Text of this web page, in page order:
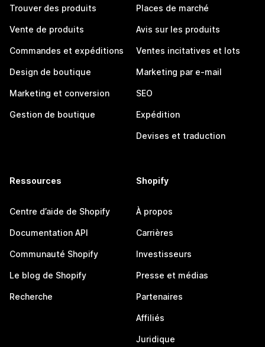
Trouver des produits
Vente de produits
Commandes et expéditions
Design de boutique
Marketing et conversion
Gestion de boutique
Places de marché
Avis sur les produits
Ventes incitatives et lots
Marketing par e-mail
SEO
Expédition
Devises et traduction
Ressources
Centre d’aide de Shopify
Documentation API
Communauté Shopify
Le blog de Shopify
Recherche
Shopify
À propos
Carrières
Investisseurs
Presse et médias
Partenaires
Affiliés
Juridique